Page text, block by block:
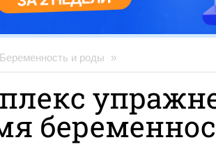
Беременность и роды »